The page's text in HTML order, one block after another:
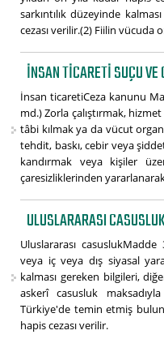
sarkıntılık düzeyinde
cezası verilir.(2) Fiilin vücuda
İNSAN TICARETI SUÇU VE
İnsan ticaretiCeza kanunu
md.) Zorla çalıştırmak,
tâbi kılmak ya da vücut
tehdit, baskı, cebir veya
kandırmak veya kişiler
çaresizliklerinden yararlanarak
ULUSLARARASI
Uluslararası
veya iç veya dış siyasal
kalması gereken bilgileri,
askerî casusluk
Türkiye'de temin etmiş
hapis cezası verilir.